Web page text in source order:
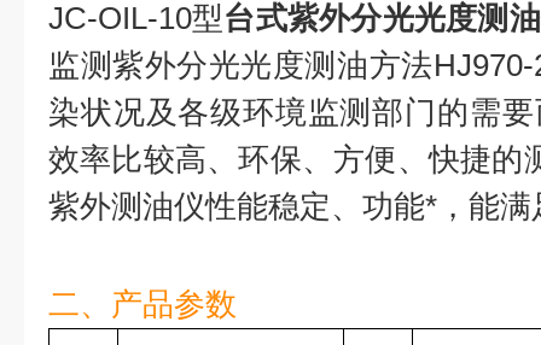
JC-OIL-10型台式紫外分光光度测
监测紫外分光光度测油方法
染状况及各级环境监测部门的需
效率比较高、环保、方便、快捷的
紫外测油仪性能稳定、功能*，能
二、产品参数